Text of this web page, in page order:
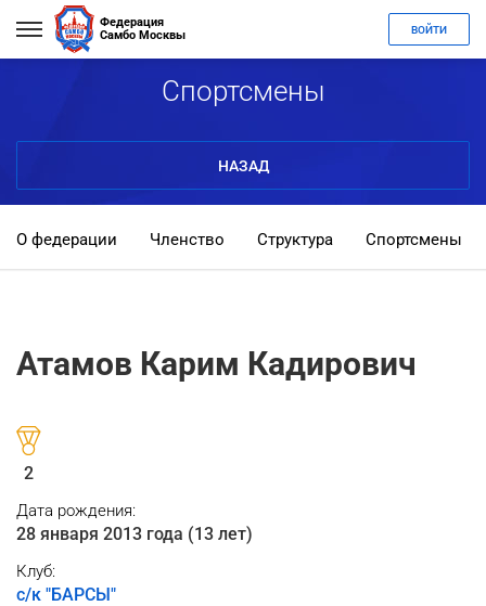
Федерация
Самбо Москвы
ВОЙТИ
Спортсмены
НАЗАД
О федерации Членство Структура Спортсмены
Атамов Карим Кадирович
2
Дата рождения:
28 января 2013 года (13 лет)
Клуб:
с/к "БАРСЫ"